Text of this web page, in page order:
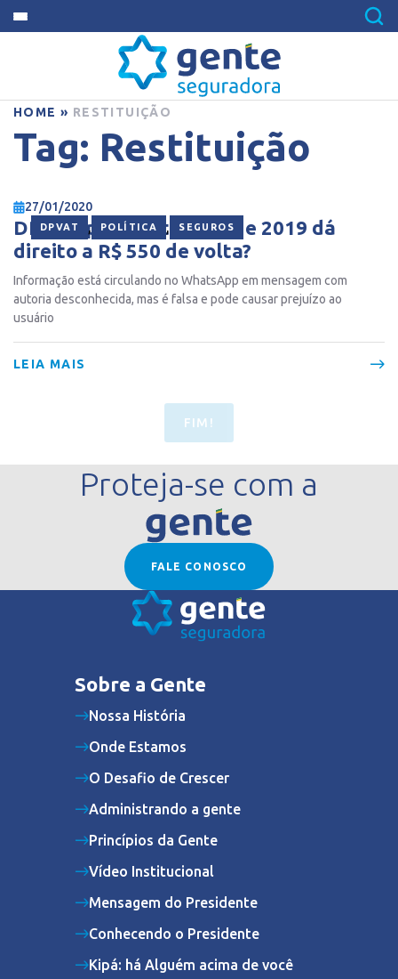
HOME » RESTITUIÇÃO
Tag: Restituição
DPVAT , POLÍTICA , SEGUROS
27/01/2020
DPVAT pago entre 2014 e 2019 dá
direito a R$ 550 de volta?
Informação está circulando no WhatsApp em mensagem com
autoria desconhecida, mas é falsa e pode causar prejuízo ao
usuário
LEIA MAIS
FIM!
Proteja-se com a
FALE CONOSCO
Sobre a Gente
Nossa História
Onde Estamos
O Desafio de Crescer
Administrando a gente
Princípios da Gente
Vídeo Institucional
Mensagem do Presidente
Conhecendo o Presidente
Kipá: há Alguém acima de você